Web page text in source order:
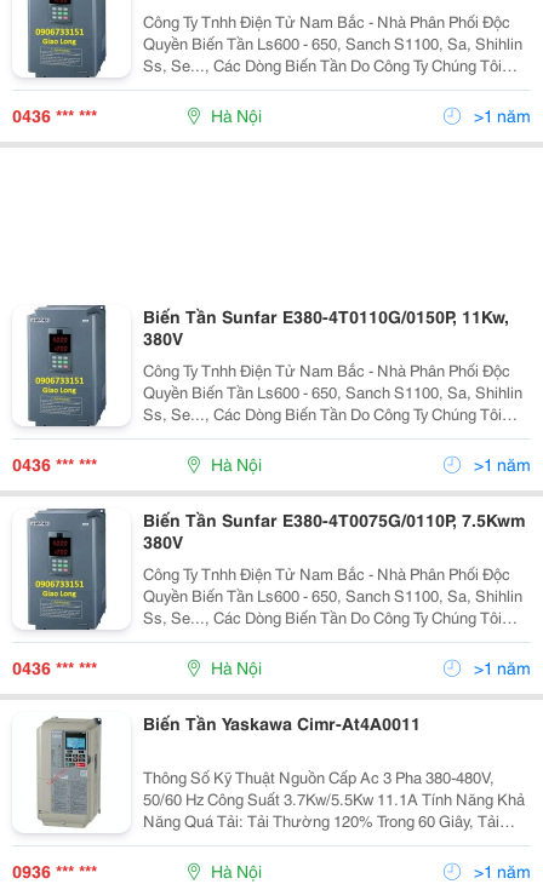
Công Ty Tnhh Điện Tử Nam Bắc - Nhà Phân Phối Độc
Quyền Biến Tần Ls600 - 650, Sanch S1100, Sa, Shihlin
Ss, Se..., Các Dòng Biến Tần Do Công Ty Chúng Tôi
Phân Phối: + Biến Tần Ls: - Ls600 2001N/Sn1;
2002N/Sn1; 2003N/Sn1 - Ls600 4001N/Sn1, 4
002N/Sn1; 4
0436 *** *** Hà Nội >1 năm
Biến Tần Sunfar E380-4T0110G/0150P, 11Kw,
380V
Công Ty Tnhh Điện Tử Nam Bắc - Nhà Phân Phối Độc
Quyền Biến Tần Ls600 - 650, Sanch S1100, Sa, Shihlin
Ss, Se..., Các Dòng Biến Tần Do Công Ty Chúng Tôi
Phân Phối: + Biến Tần Ls: - Ls600 2001N/Sn1;
2002N/Sn1; 2003N/Sn1 - Ls600 4001N/Sn1, 4
002N/Sn1; 4
0436 *** *** Hà Nội >1 năm
Biến Tần Sunfar E380-4T0075G/0110P, 7.5Kwm
380V
Công Ty Tnhh Điện Tử Nam Bắc - Nhà Phân Phối Độc
Quyền Biến Tần Ls600 - 650, Sanch S1100, Sa, Shihlin
Ss, Se..., Các Dòng Biến Tần Do Công Ty Chúng Tôi
Phân Phối: + Biến Tần Ls: - Ls600 2001N/Sn1;
2002N/Sn1; 2003N/Sn1 - Ls600 4001N/Sn1, 4
002N/Sn1; 4
0436 *** *** Hà Nội >1 năm
Biến Tần Yaskawa Cimr-At4A0011
Thông Số Kỹ Thuật Nguồn Cấp Ac 3 Pha 380-480V,
50/60 Hz Công Suất 3.7Kw/5.5Kw 11.1A Tính Năng Khả
Năng Quá Tải: Tải Thường 120% Trong 60 Giây, Tải
Nặng 150% Trong Vòng 60S Tích H
0936 *** *** Hà Nội >1 năm